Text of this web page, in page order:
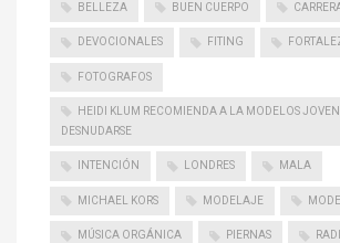
BELLEZA BUEN CUERPO
DEVOCIONALES FITING
FOTOGRAFOS
HEIDI KLUM RECOMIENDA A LA MODELOS
DESNUDARSE
INTENCIÓN LONDRES MALA
MICHAEL KORS MODELAJE
MÚSICA ORGÁNICA PIERNAS